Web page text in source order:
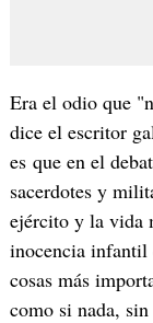
Era el odio que
dice el escritor
es que en el
sacerdotes y
ejército y la vida
inocencia infantil
cosas más
como si nada,